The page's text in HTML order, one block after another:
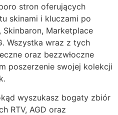
stron oferujących
skinami i kluczami po
Marketplace
Wszystka wraz z tych
oraz bezzwłoczne
poszerzenie swojej kolekcji
wyszukasz bogaty zbiór
RTV, AGD oraz